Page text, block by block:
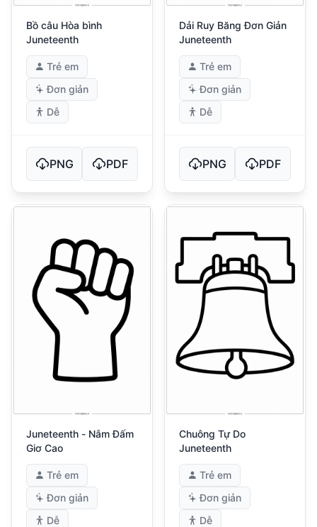
Bồ câu Hòa bình
Juneteenth
Trẻ em
Đơn giản
Dễ
PNG PDF
Dải Ruy Băng Đơn Giản
Juneteenth
Trẻ em
Đơn giản
Dễ
PNG PDF
Juneteenth - Nắm Đấm
Giơ Cao
Trẻ em
Đơn giản
Dễ
Chuông Tự Do
Juneteenth
Trẻ em
Đơn giản
Dễ